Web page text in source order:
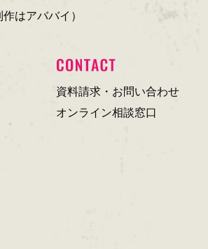
はアババイ）
資料請求・お問い合わせ
オンライン相談窓口